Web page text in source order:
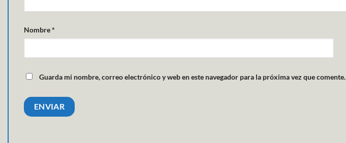
Nombre*
Guarda mi nombre, correo electrónico y web en este navegador para la próxima vez que comente.